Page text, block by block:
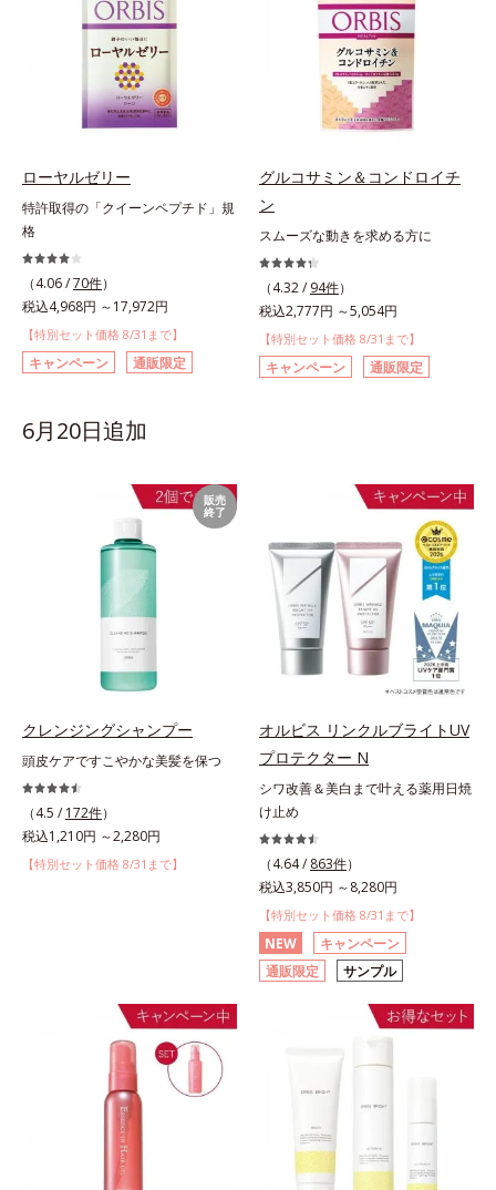
ローヤルゼリー
特許取得の「クイーンペプチド」規
格
（4.06 /70件）
税込4,968円 ～17,972円
【特別セット価格 8/31まで】
キャンペーン 通販限定
グルコサミン＆コンドロイチ
ン
スムーズな動きを求める方に
（4.32 / 94件）
税込2,777円 ～5,054円
【特別セット価格 8/31まで】
キャンペーン 通販限定
6月20日追加
販売
終了
クレンジングシャンプー
頭皮ケアですこやかな美髪を保つ
（4.5 / 172件）
税込1,210円 ～2,280円
【特別セット価格 8/31まで】
オルビス リンクルブライトUV
プロテクター N
シワ改善＆美白まで叶える薬用日焼
け止め
（4.64 / 863件）
税込3,850円 ～8,280円
【特別セット価格 8/31まで】
NEW
キャンペーン
通販限定
サンプル